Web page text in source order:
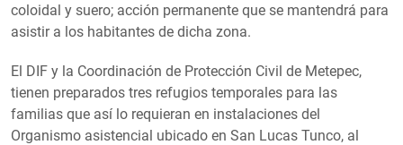
coloidal y suero; acción permanente que se mantendrá para
asistir a los habitantes de dicha zona.
El DIF y la Coordinación de Protección Civil de Metepec,
tienen preparados tres refugios temporales para las
familias que así lo requieran en instalaciones del
Organismo asistencial ubicado en San Lucas Tunco, al